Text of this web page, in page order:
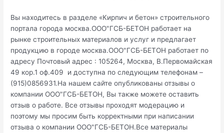
Вы находитесь в разделе «Кирпич и бетон» строительного
портала города москва.ООО"ГСБ-БЕТОН работает на
рынке строительных материалов и услуг и предлагает
продукцию в городе москва.ООО"ГСБ-БЕТОН работает по
адресу Почтовый адрес : 105264, Москва, В.Первомайская
49 кор.1 оф.409 и доступна по следующим телефонам –
(915)0856931.На нашем сайте опубликованы отзывы о
компании ООО"ГСБ-БЕТОН, Вы также можете оставить
отзыв о работе. Все отзывы проходят модерацию и
поэтому мы просим быть корректными при написании
отзыва о компании ООО"ГСБ-БЕТОН.Все материалы